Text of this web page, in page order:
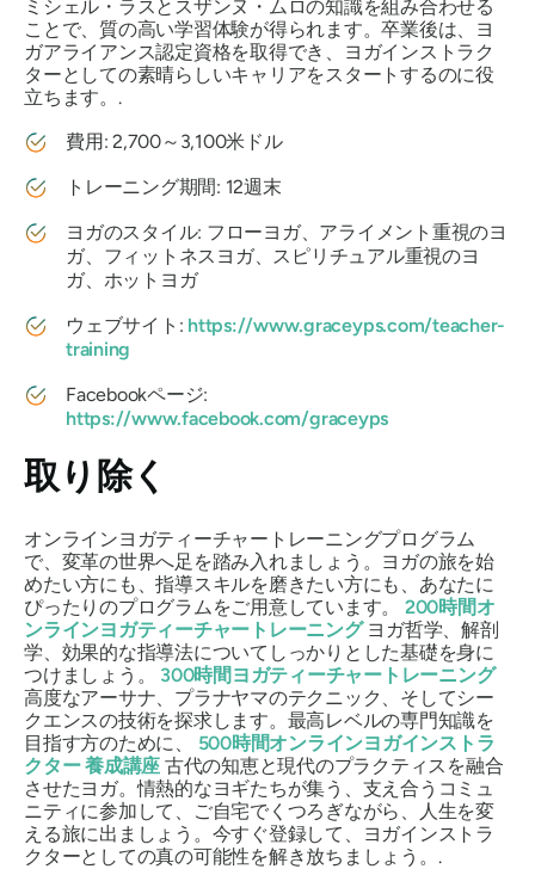
ミシェル・ラスとスザンヌ・ムロの知識を組み合わせる
ことで、質の高い学習体験が得られます。卒業後は、ヨ
ガアライアンス認定資格を取得でき、ヨガインストラク
ターとしての素晴らしいキャリアをスタートするのに役
立ちます。.
費用: 2,700～3,100米ドル
トレーニング期間: 12週末
ヨガのスタイル: フローヨガ、アライメント重視のヨ
ガ、フィットネスヨガ、スピリチュアル重視のヨ
ガ、ホットヨガ
ウェブサイト: https://www.graceyps.com/teacher-
training
Facebookページ:
https://www.facebook.com/graceyps
取り除く
オンラインヨガティーチャートレーニングプログラム
で、変革の世界へ足を踏み入れましょう。ヨガの旅を始
めたい方にも、指導スキルを磨きたい方にも、あなたに
ぴったりのプログラムをご用意しています。 200時間オ
ンラインヨガティーチャートレーニングヨガ哲学、解剖
学、効果的な指導法についてしっかりとした基礎を身に
つけましょう。 300時間ヨガティーチャートレーニング
高度なアーサナ、プラナヤマのテクニック、そしてシー
クエンスの技術を探求します。最高レベルの専門知識を
目指す方のために、 500時間オンラインヨガインストラ
クター養成講座 古代の知恵と現代のプラクティスを融合
させたヨガ。情熱的なヨギたちが集う、支え合うコミュ
ニティに参加して、ご自宅でくつろぎながら、人生を変
える旅に出ましょう。今すぐ登録して、ヨガインストラ
クターとしての真の可能性を解き放ちましょう。.